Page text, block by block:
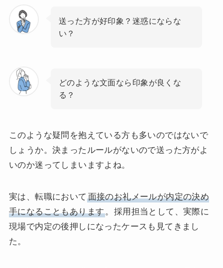
送った方が好印象？迷惑にならな
い？
どのような文面なら印象が良くな
る？
このような疑問を抱えている方も多いのではないで
しょうか。決まったルールがないので送った方がよ
いのか迷ってしまいますよね。
実は、転職において 面接のお礼メールが内定の決め
手になることもあります。採用担当として、実際に
現場で内定の後押しになったケースも見てきまし
た。